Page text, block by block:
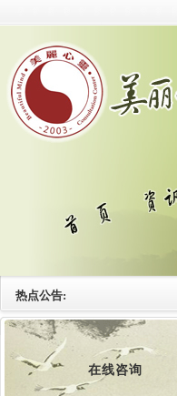
热点公告:
在线咨询